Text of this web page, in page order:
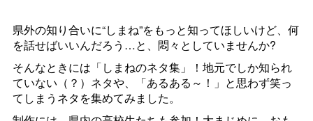
県外の知り合いに“しまね”をもっと知ってほしいけど、何
を話せばいいんだろう…と、悶々としていませんか?
そんなときには「しまねのネタ集」！地元でしか知られ
ていない（？）ネタや、「あるある～！」と思わず笑っ
てしまうネタを集めてみました。